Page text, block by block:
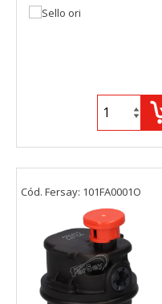
Cód. Fersay: 101FA0001O